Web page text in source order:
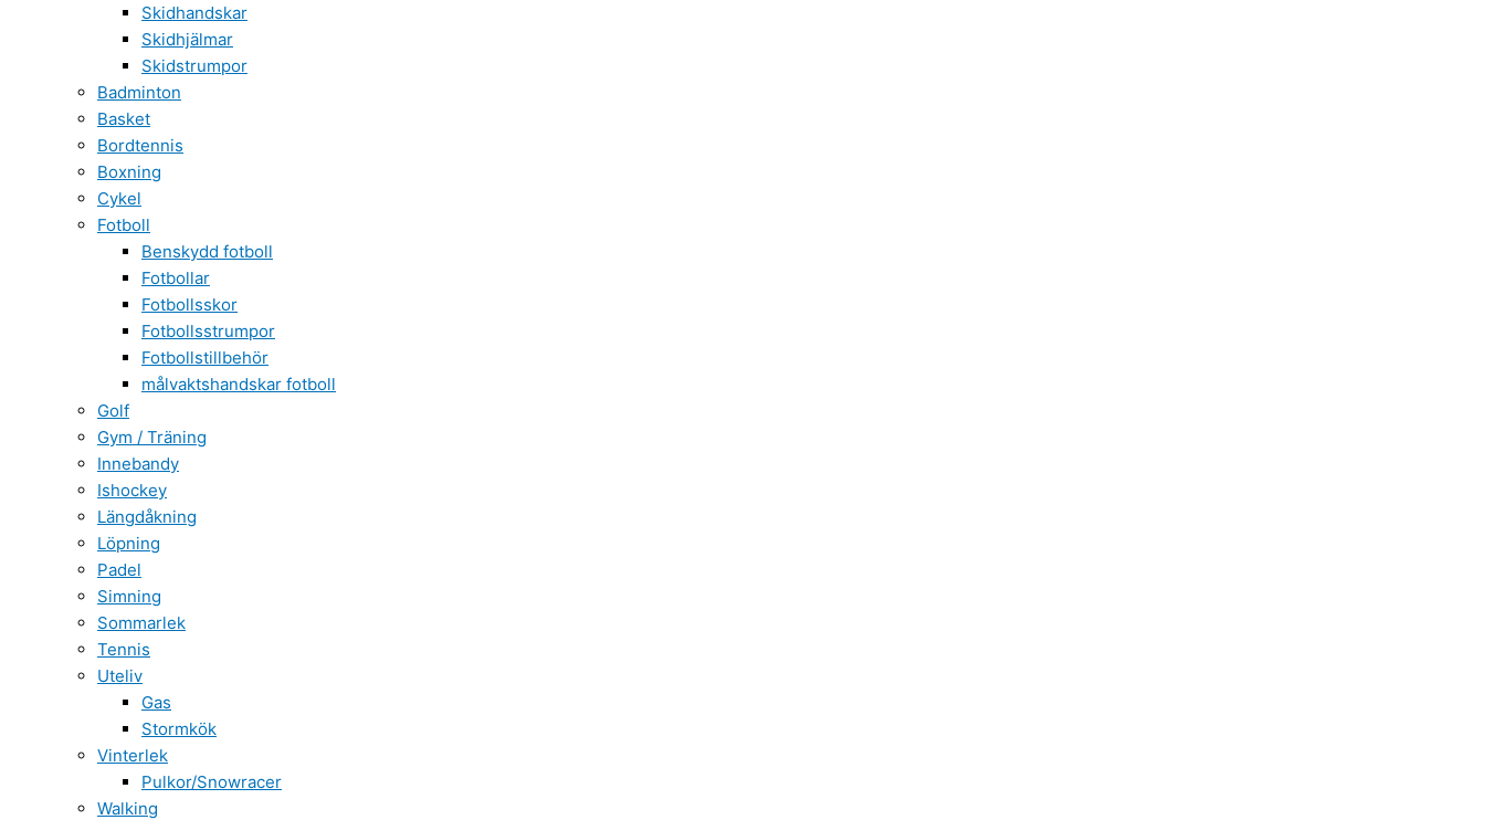
Skidhandskar
Skidhjälmar
Skidstrumpor
Badminton
Basket
Bordtennis
Boxning
Cykel
Fotboll
Benskydd fotboll
Fotbollar
Fotbollsskor
Fotbollsstrumpor
Fotbollstillbehör
målvaktshandskar fotboll
Golf
Gym / Träning
Innebandy
Ishockey
Längdåkning
Löpning
Padel
Simning
Sommarlek
Tennis
Uteliv
Gas
Stormkök
Vinterlek
Pulkor/Snowracer
Walking